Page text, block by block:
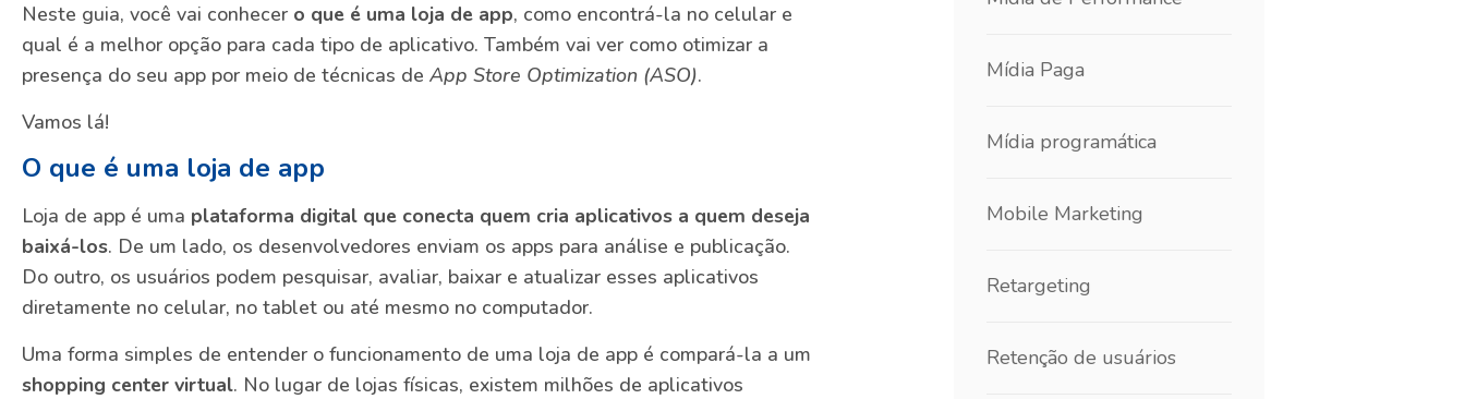
Neste guia, você vai conhecer o que é uma loja de app, como encontrá-la no celular e
qual é a melhor opção para cada tipo de aplicativo. Também vai ver como otimizar a
presença do seu app por meio de técnicas de App Store Optimization (ASO).
Vamos lá!
O que é uma loja de app
Loja de app é uma plataforma digital que conecta quem cria aplicativos a quem deseja
baixá-los. De um lado, os desenvolvedores enviam os apps para análise e publicação.
Do outro, os usuários podem pesquisar, avaliar, baixar e atualizar esses aplicativos
diretamente no celular, no tablet ou até mesmo no computador.
Uma forma simples de entender o funcionamento de uma loja de app é compará-la a um
shopping center virtual. No lugar de lojas físicas, existem milhões de aplicativos
Mídia Paga
Mídia programática
Mobile Marketing
Retargeting
Retenção de usuários